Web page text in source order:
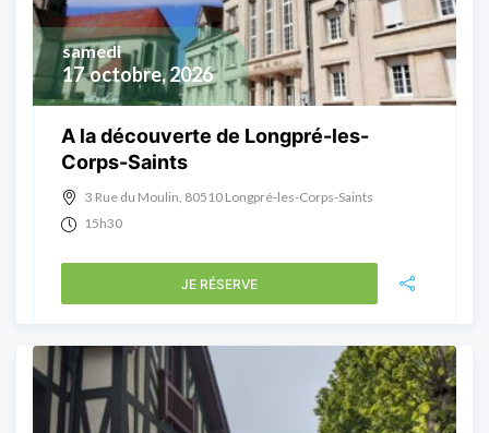
17 octobre, 2026
samedi
A la découverte de Longpré-les-
Corps-Saints
3 Rue du Moulin, 80510 Longpré-les-Corps-Saints
15h30
JE RÉSERVE